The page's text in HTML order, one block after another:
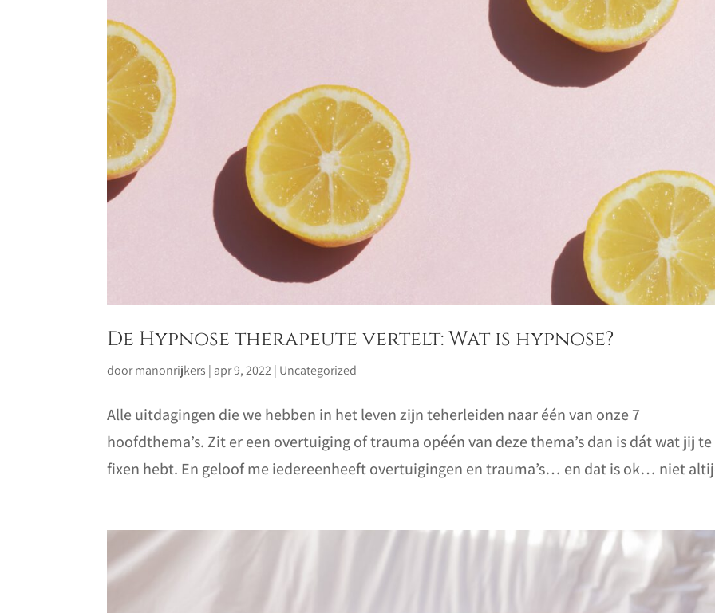
De Hypnose therapeute vertelt: Wat is hypnose?
doormanonrijkers | apr 9, 2022| Uncategorized
Alle uitdagingen die we hebben in het leven zijn teherleiden naar één van onze 7
hoofdthema’s. Zit er een overtuiging of trauma opéén van deze thema’s dan is dát wat jij te
fixen hebt. En geloof me iedereenheeft overtuigingen en trauma’s… en dat is ok… niet